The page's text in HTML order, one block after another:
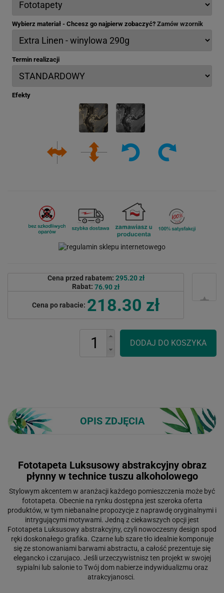
Wybierz materiał - Chcesz go najpierw zobaczyć? Zamów wzornik
Termin realizacji
Efekty
Cena przed rabatem: 295.20 zł
Rabat: 76.90 zł
Cena po rabacie: 218.30 zł
OPIS ZDJĘCIA
Fototapeta Luksusowy abstrakcyjny obraz
płynny w technice tuszu alkoholowego
Stylowym akcentem w aranżacji każdego pomieszczenia może być
fototapeta. Obecnie na rynku dostępna jest szeroka oferta
produktów, w tym niebanalne propozycje z naprawdę oryginalnymi i
intrygującymi motywami. Jedną z ciekawszych opcji jest
Fototapeta Luksusowy abstrakcyjny, czyli nowoczesny design spod
ręki doskonałego grafika. Czarne lub szare tło idealnie komponuje
się ze stonowaniami barwami abstractu, a całość prezentuje się
elegancko i czarujaco. Jeśli urzeczywistnisz ten projekt w swojej
sypialni lub salonie to Twój dom nabierze indywidualizmu oraz
atrakcyjanosci.